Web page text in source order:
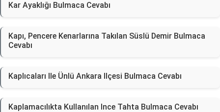
Kar Ayaklığı Bulmaca Cevabı
Kapı, Pencere Kenarlarına Takılan Süslü Demir Bulmaca
Cevabı
Kaplıcaları Ile Ünlü Ankara Ilçesi Bulmaca Cevabı
Kaplamacılıkta Kullanılan Ince Tahta Bulmaca Cevabı